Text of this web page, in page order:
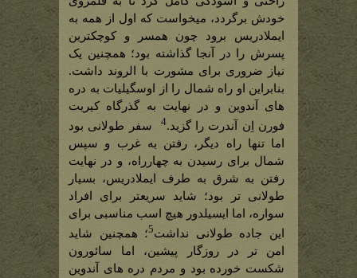
خودش برگردد، میخواست که اول از همه به
ایملادریس برود چون همسر و کوچکترین
پسرش را در آنجا گذاشته بود؛ همچنین یک
نیاز ضروری برای مشورت با الروند داشت.
بنابراین او راه شمال را از اوسگیلیات به دره
های آندوین و در نهایت به گذرگاه کیریت
فورن اِن آندرت را گزید.4
سفر طولانی بود
اما تنها راه دیگر، رفتن به غرب و سپس
شمال برای رسیدن به چهارراه، و در نهایت
رفتن به شرق به طرف ایملادریس، بسیار
طولانی تر بود؛ شاید سریعتر برای افراد
سواره، اما ایسیلدور هیچ اسب مناسبی برای
این جاده طولانی نداشت5؛ همچنین شاید
امن تر در روزگار پیشین، اما سائورون
شکست خورده بود و مردم دره های آندوین